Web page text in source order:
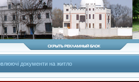
документи на житло